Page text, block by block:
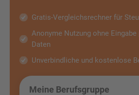
Gratis-Vergleichsrechner für
Anonyme Nutzung ohne
Daten
Unverbindliche und kostenlose
Meine Berufsgruppe